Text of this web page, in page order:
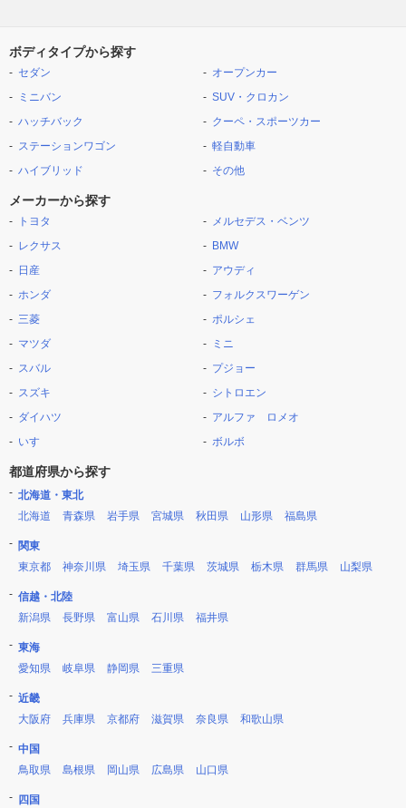
ボディタイプから探す
セダン
ミニバン
ハッチバック
ステーションワゴン
ハイブリッド
オープンカー
SUV・クロカン
クーペ・スポーツカー
軽自動車
その他
メーカーから探す
トヨタ
レクサス
日産
ホンダ
三菱
マツダ
スバル
スズキ
ダイハツ
いすゞ
メルセデス・ベンツ
BMW
アウディ
フォルクスワーゲン
ポルシェ
ミニ
プジョー
シトロエン
アルファ ロメオ
ボルボ
都道府県から探す
北海道・東北
北海道
青森県 岩手県 宮城県 秋田県 山形県 福島県
関東
東京都
神奈川県 埼玉県 千葉県 茨城県 栃木県 群馬県 山梨県
信越・北陸
新潟県
長野県 富山県 石川県 福井県
東海
愛知県
岐阜県 静岡県 三重県
近畿
大阪府
兵庫県 京都府 滋賀県 奈良県 和歌山県
中国
鳥取県
島根県 岡山県 広島県 山口県
四国